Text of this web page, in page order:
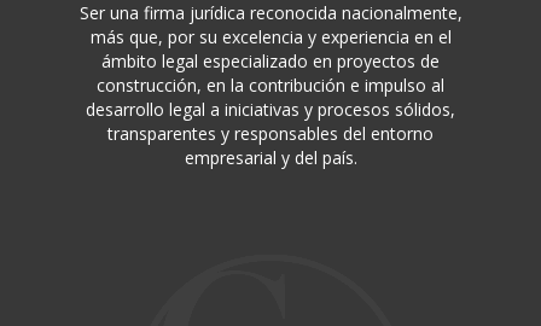
Ser una firma jurídica reconocida nacionalmente,
más que, por su excelencia y experiencia en el
ámbito legal especializado en proyectos de
construcción, en la contribución e impulso al
desarrollo legal a iniciativas y procesos sólidos,
transparentes y responsables del entorno
empresarial y del país.